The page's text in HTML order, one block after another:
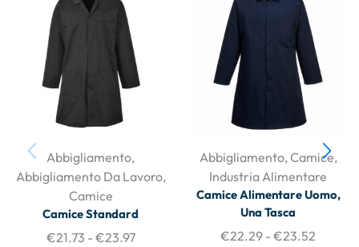
Abbigliamento,
Abbigliamento Da Lavoro,
Camice
Camice Standard
€21.73 -€23.97
Abbigliamento,Camice,
Industria Alimentare
Camice Alimentare Uomo,
Una Tasca
€22.29 -€23.52